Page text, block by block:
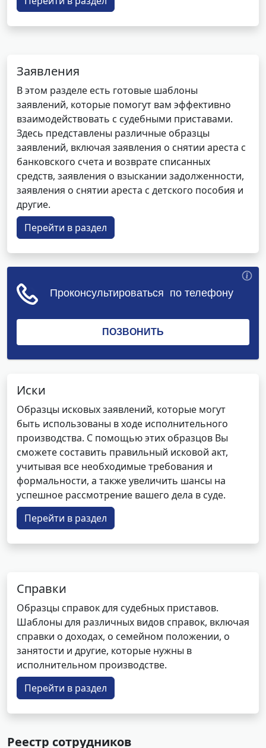
Заявления
В этом разделе есть готовые шаблоны
заявлений, которые помогут вам эффективно
взаимодействовать с судебными приставами.
Здесь представлены различные образцы
заявлений, включая заявления о снятии ареста с
банковского счета и возврате списанных
средств, заявления о взыскании задолженности,
заявления о снятии ареста с детского пособия и
другие.
Перейти в раздел
Иски
Образцы исковых заявлений, которые могут
быть использованы в ходе исполнительного
производства. С помощью этих образцов Вы
сможете составить правильный исковой акт,
учитывая все необходимые требования и
формальности, а также увеличить шансы на
успешное рассмотрение вашего дела в суде.
Перейти в раздел
Справки
Образцы справок для судебных приставов.
Шаблоны для различных видов справок, включая
справки о доходах, о семейном положении, о
занятости и другие, которые нужны в
исполнительном производстве.
Перейти в раздел
Реестр сотрудников